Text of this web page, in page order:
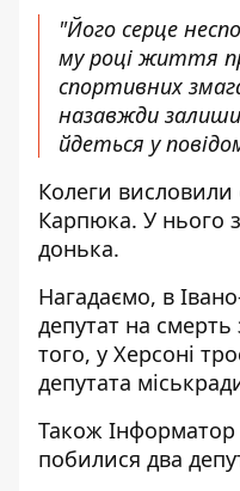
"Його серце
му році життя
спортивних
назавжди
йдеться у
Колеги висловили
Карпюка. У нього
донька.
Нагадаємо, в
депутат на
того, у Херсоні
депутата
Також Інформатор
побилися два